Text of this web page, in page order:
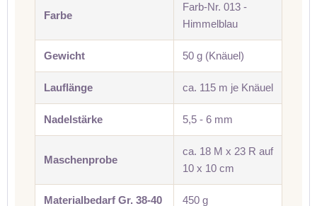
Farbe
Farb-Nr. 013 -
Himmelblau
Gewicht 50 g (Knäuel)
Lauflänge ca. 115 m je Knäuel
Nadelstärke 5,5 - 6 mm
Maschenprobe
ca. 18 M x 23 R auf
10 x 10 cm
Materialbedarf Gr. 38-40 450 g